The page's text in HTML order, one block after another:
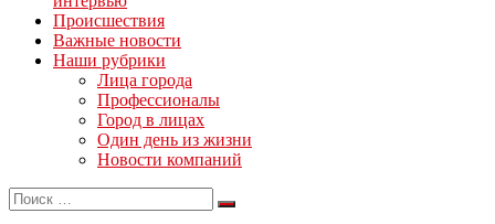
Происшествия
Важные новости
Наши рубрики
Лица города
Профессионалы
Город в лицах
Один день из жизни
Новости компаний